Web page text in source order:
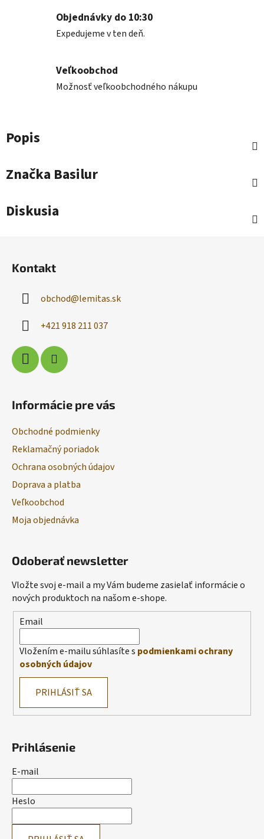
Objednávky do 10:30
Expedujeme v ten deň.
Veľkoobchod
Možnosť veľkoobchodného nákupu
Popis
Značka Basilur
Diskusia
Kontakt
obchod@lemitas.sk
+421 918 211 037
Informácie pre vás
Obchodné podmienky
Reklamačný poriadok
Ochrana osobných údajov
Doprava a platba
Veľkoobchod
Moja objednávka
Odoberať newsletter
Vložte svoj e-mail a my Vám budeme zasielať informácie o
nových produktoch na našom e-shope.
Email
Vložením e-mailu súhlasíte s podmienkami ochrany
osobných údajov
PRIHLÁSIŤ SA
Prihlásenie
E-mail
Heslo